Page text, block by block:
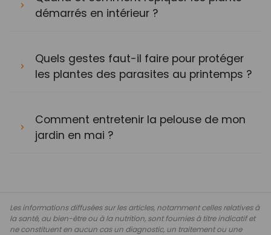
démarrés en intérieur ?
Quels gestes faut-il faire pour protéger
les plantes des parasites au printemps ?
Comment entretenir la pelouse de mon
jardin en mai ?
Les informations diffusées sur les articles, notamment celles relatives à
la santé, au bien-être ou à la nutrition, sont fournies à titre indicatif et
ne constituent en aucun cas un diagnostic, un traitement ou une